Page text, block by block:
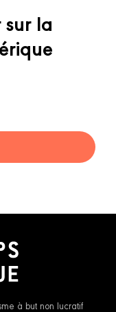
la
à but non lucratif